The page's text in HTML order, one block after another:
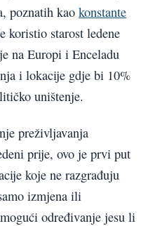
poznatih kao konstante
koristio starost ledene
na Europi i Enceladu
i lokacije gdje bi 10%
uništenje.
preživljavanja
prije, ovo je prvi put
koje ne razgrađuju
izmjena ili
određivanje jesu li